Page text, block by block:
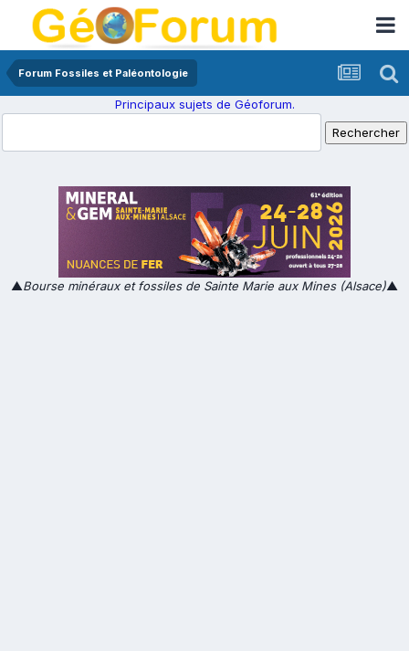
Forum Fossiles et Paléontologie
Principaux sujets de Géoforum.
▲Bourse minéraux et fossiles de Sainte Marie aux Mines (Alsace)▲